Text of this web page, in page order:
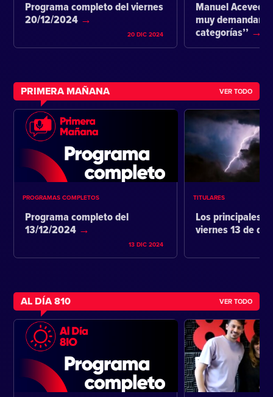
Programa completo del viernes
20/12/2024
20 DIC 2024
Manuel
muy
categorías’’
PRIMERA MAÑANA VER TODO
PROGRAMAS COMPLETOS
Programa completo del
13/12/2024
13 DIC 2024
TITULARES
Los principales
viernes 13 de
AL DÍA 810 VER TODO